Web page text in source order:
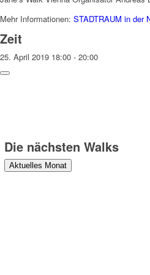
Mehr Informationen: STADTRAUM in der
Zeit
25. April 2019 18:00 - 20:00
Die nächsten Walks
Aktuelles Monat